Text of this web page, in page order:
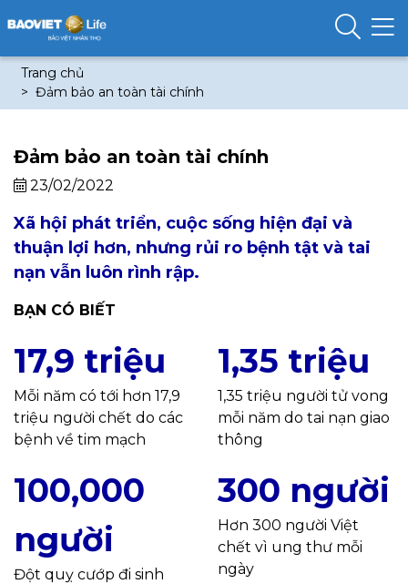
Trang chủ
Đảm bảo an toàn tài chính
Đảm bảo an toàn tài chính
23/02/2022
Xã hội phát triển, cuộc sống hiện đại và
thuận lợi hơn, nhưng rủi ro bệnh tật và tai
nạn vẫn luôn rình rập.
BẠN CÓ BIẾT
17,9 triệu
Mỗi năm có tới hơn 17,9
triệu người chết do các
bệnh về tim mạch
1,35 triệu
1,35 triệu người tử vong
mỗi năm do tai nạn giao
thông
100,000
người
Đột quỵ cướp đi sinh
300 người
Hơn 300 người Việt
chết vì ung thư mỗi
ngày